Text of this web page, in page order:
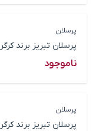
پرسلان
پرسلان تبریز برند
ناموجود
پرسلان
پرسلان تبریز برند